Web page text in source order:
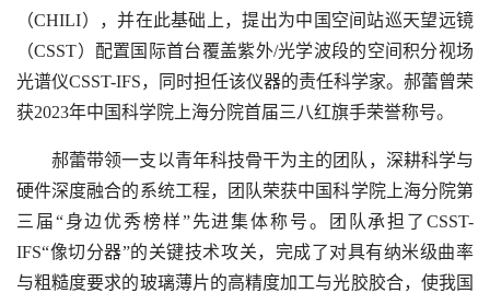
（CHILI），并在此基础上，提出为中国空间站巡天望远镜
（CSST）配置国际首台覆盖紫外/光学波段的空间积分视场
光谱仪CSST-IFS，同时担任该仪器的责任科学家。郝蕾曾荣
获2023年中国科学院上海分院首届三八红旗手荣誉称号。
郝蕾带领一支以青年科技骨干为主的团队，深耕科学与
硬件深度融合的系统工程，团队荣获中国科学院上海分院第
三届“身边优秀榜样”先进集体称号。团队承担了CSST-
IFS“像切分器”的关键技术攻关，完成了对具有纳米级曲率
与粗糙度要求的玻璃薄片的高精度加工与光胶胶合，使我国